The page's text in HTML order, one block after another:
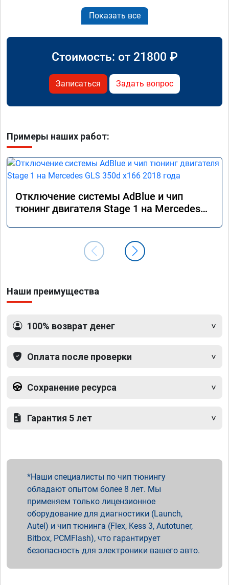
Показать все
Стоимость: от 21800 ₽
Записаться Задать вопрос
Примеры наших работ:
Отключение системы AdBlue и чип
тюнинг двигателя Stage 1 на Mercedes
Наши преимущества
100% возврат денег
Оплата после проверки
Сохранение ресурса
Гарантия 5 лет
Наши специалисты по чип тюнингу
обладают опытом более 8 лет. Мы
применяем только лицензионное
оборудование для диагностики (Launch,
Autel) и чип тюнинга (Flex, Kess 3, Autotuner,
Bitbox, PCMFlash), что гарантирует
безопасность для электроники вашего авто.